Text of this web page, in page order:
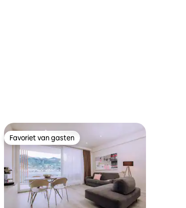
Favoriet van gasten
Favoriet van gasten